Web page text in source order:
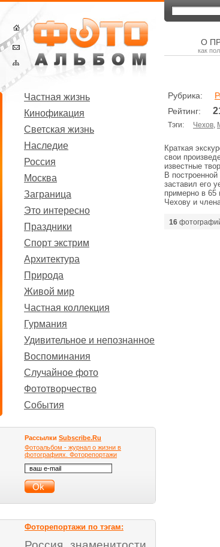
Частная жизнь
Кинофикация
Светская жизнь
Наследие
Россия
Москва
Заграница
Это интересно
Праздники
Спорт экстрим
Архитектура
Природа
Живой мир
Частная коллекция
Гурмания
Удивительное и непознанное
Воспоминания
Случайное фото
Фототворчество
События
Рассылки Subscribe.Ru
Фотоальбом - журнал о жизни в
фотографиях. Фоторепортажи
Фоторепортажи по тэгам:
О
как
Рубрика:
Рейтинг:
Тэги: Чехов,
Краткая
свои
известные
В
заставил его
примерно в
Чехову и
16